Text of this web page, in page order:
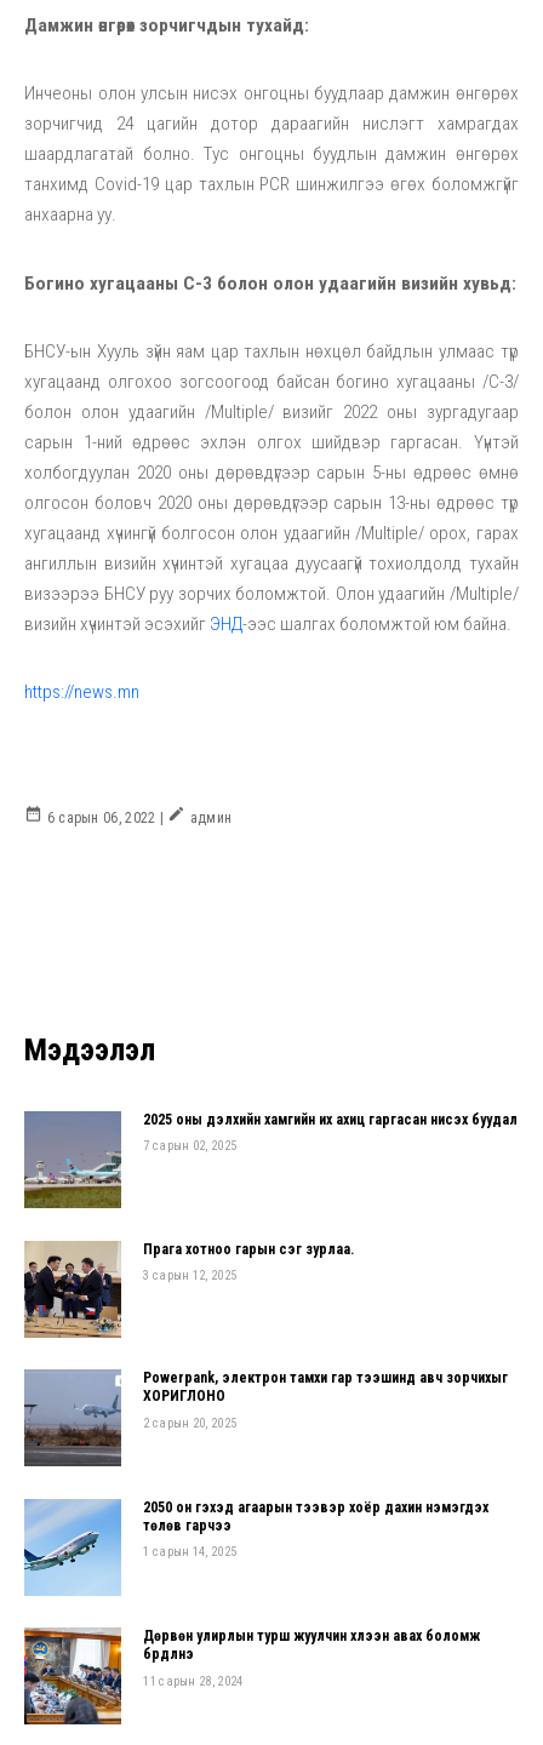
Дамжин өнгөрөх зорчигчдын тухайд:
Инчеоны олон улсын нисэх онгоцны буудлаар дамжин өнгөрөх
зорчигчид 24 цагийн дотор дараагийн нислэгт хамрагдах
шаардлагатай болно. Тус онгоцны буудлын дамжин өнгөрөх
танхимд Covid-19 цар тахлын PCR шинжилгээ өгөх боломжгүйг
анхаарна уу.
Богино хугацааны С-3 болон олон удаагийн визийн хувьд:
БНСУ-ын Хууль зүйн яам цар тахлын нөхцөл байдлын улмаас түр
хугацаанд олгохоо зогсоогоод байсан богино хугацааны /С-3/
болон олон удаагийн /Multiple/ визийг 2022 оны зургадугаар
сарын 1-ний өдрөөс эхлэн олгох шийдвэр гаргасан. Үүнтэй
холбогдуулан 2020 оны дөрөвдүгээр сарын 5-ны өдрөөс өмнө
олгосон боловч 2020 оны дөрөвдүгээр сарын 13-ны өдрөөс түр
хугацаанд хүчингүй болгосон олон удаагийн /Multiple/ орох, гарах
ангиллын визийн хүчинтэй хугацаа дуусаагүй тохиолдолд тухайн
визээрээ БНСУ руу зорчих боломжтой. Олон удаагийн /Multiple/
визийн хүчинтэй эсэхийг ЭНД-ээс шалгах боломжтой юм байна.
https://news.mn
date_range 6 сарын 06, 2022 | create админ
Мэдээлэл
2025 оны дэлхийн хамгийн их ахиц гаргасан нисэх буудал
7 сарын 02, 2025
Прага хотноо гарын үсэг зурлаа.
3 сарын 12, 2025
Powerpank, электрон тамхи гар тээшинд авч зорчихыг
ХОРИГЛОНО
2 сарын 20, 2025
2050 он гэхэд агаарын тээвэр хоёр дахин нэмэгдэх
төлөв гарчээ
1 сарын 14, 2025
Дөрвөн улирлын турш жуулчин хүлээн авах боломж
бүрдүүлнэ
11 сарын 28, 2024